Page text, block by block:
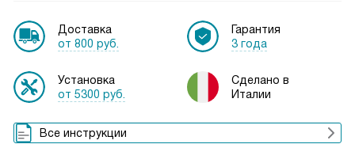
Доставка
от 800 руб.
Установка
от 5300 руб.
Гарантия
3 года
Сделано в
Италии
Все инструкции